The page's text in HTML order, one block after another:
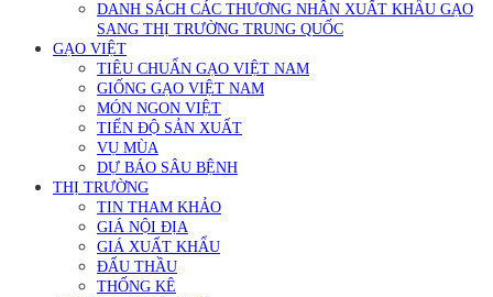
DANH SÁCH CÁC THƯƠNG NHÂN XUẤT KHẨU GẠO
SANG THỊ TRƯỜNG TRUNG QUỐC
GẠO VIỆT
TIÊU CHUẨN GẠO VIỆT NAM
GIỐNG GẠO VIỆT NAM
MÓN NGON VIỆT
TIẾN ĐỘ SẢN XUẤT
VỤ MÙA
DỰ BÁO SÂU BỆNH
THỊ TRƯỜNG
TIN THAM KHẢO
GIÁ NỘI ĐỊA
GIÁ XUẤT KHẨU
ĐẤU THẦU
THỐNG KÊ